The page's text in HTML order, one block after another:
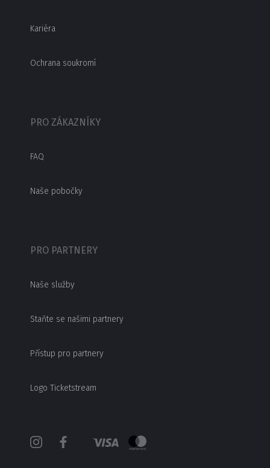
Kariéra
Ochrana soukromí
PRO ZÁKAZNÍKY
FAQ
Naše pobočky
PRO PARTNERY
Naše služby
Staňte se našimi partnery
Přístup pro partnery
Logo Ticketstream